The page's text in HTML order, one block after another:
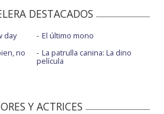
DESTACADOS
day
no
El último mono
La patrulla canina: La dino
película
Y ACTRICES